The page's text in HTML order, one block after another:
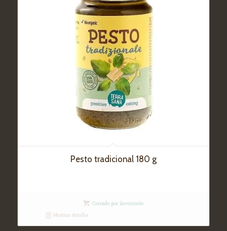
Pesto tradicional 180 g
Cerrado por inventario
Mostrar detalles